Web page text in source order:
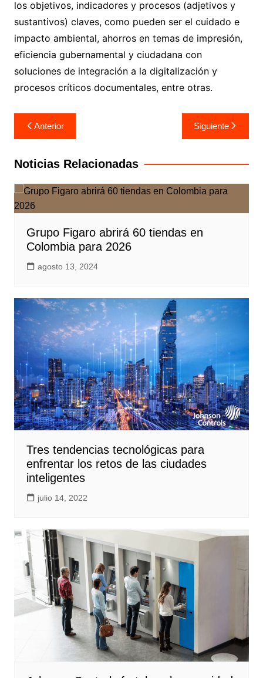
los objetivos, indicadores y procesos (adjetivos y
sustantivos) claves, como pueden ser el cuidado e
impacto ambiental, ahorros en temas de impresión,
eficiencia gubernamental y ciudadana con
soluciones de integración a la digitalización y
procesos críticos documentales, entre otras.
Navegación
de
entradas
Anterior Siguiente
Noticias Relacionadas
Grupo Figaro abrirá 60 tiendas en
Colombia para 2026
agosto 13, 2024
Tres tendencias tecnológicas para
enfrentar los retos de las ciudades
inteligentes
julio 14, 2022